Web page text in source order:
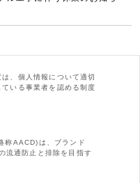
、個人情報について適切
いる事業者を認める制度
称AACD)は、ブランド
流通防止と排除を目指す